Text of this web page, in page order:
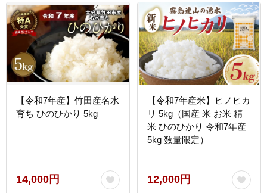
【令和7年産】竹田産名水
育ち ひのひかり 5kg
14,000円
【令和7年産米】ヒノヒカ
リ 5kg（国産 米 お米 精
米 ひのひかり 令和7年産
5kg 数量限定）
12,000円